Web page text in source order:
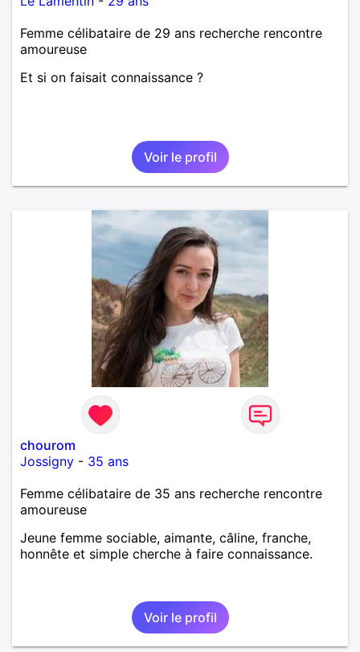
Femme célibataire de 29 ans recherche rencontre
amoureuse
Et si on faisait connaissance ?
Voir le profil
chourom
Jossigny - 35 ans
Femme célibataire de 35 ans recherche rencontre
amoureuse
Jeune femme sociable, aimante, câline, franche,
honnête et simple cherche à faire connaissance.
Voir le profil